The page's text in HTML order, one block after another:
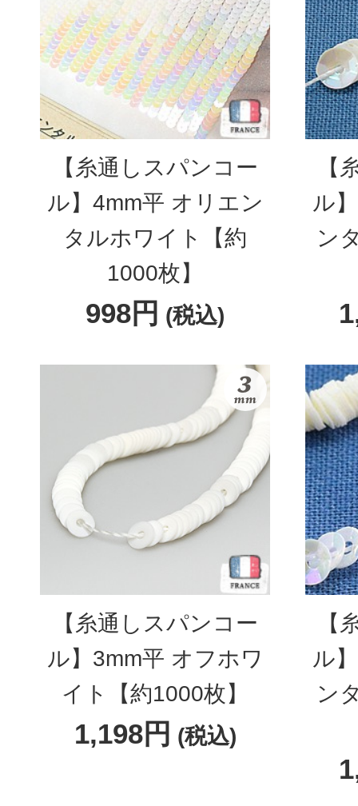
【糸通しスパンコー
ル】4mm平 オリエン
タルホワイト【約
1000枚】
998円 (税込)
【
ル
ン
【糸通しスパンコー
ル】3mm平 オフホワ
イト【約1000枚】
1,198円 (税込)
【
ル
ン